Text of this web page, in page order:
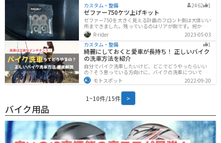
ちょっと違うよなと思ってたのですが
す。この記事を読めば、安全に配慮しつつ、カスタムバ
イクを楽しむコツがわかります。
カスタム・整備
2462 1
ゼファー750ケツ上げキット
ゼファー750を大きく見える計画のフロント側は大体いい
所まできました。残っているのはリアが側です。何か方
法はないのかとネットで調べるとすぐさまヒット。5㎝も
上がるケツ上げキット。取り付けは簡単で、リアショッ
クにジョイントを取り付けるだけで5㎝上がるという夢の
商品です。すぐさま購入。２，０００円程度でした。商
品を開けてチェックすると、触った感じ少し、ちゃっち
ー感じが否めない作りになってます。もう既に傷が入っ
てたりと写真で見た時よりも実物はそんなに良くありま
せんでした。取り付け完了。おおーしっかり上がって
る。私身長177㎝ありますが、ついにべた足ができなくな
りました。試運転も無事終了して問題はな
R-rider
2023-05-03
カスタム・整備
1
綺麗にしておくと愛車が長持ち！ 正しいバイク
の洗車方法を紹介
自分でバイク洗車したいけど、どこでどうやったらいい
の？そう思っている方向けに、バイクの洗車について徹
底的にまとめました。バイク洗車ができる場所から洗車
手順まで全て解説します。正しい洗車方法は身につける
ことでバイクのメンテナンスにもなります。
モトスポット 2022-09-20
1~10件/15件 >
バイク用品